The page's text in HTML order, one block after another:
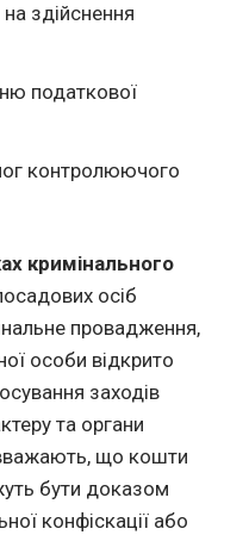
на здійснення
податкової
контролюючого
кримінального
осіб
провадження,
особи відкрито
заходів
та органи
що кошти
бути доказом
конфіскації або